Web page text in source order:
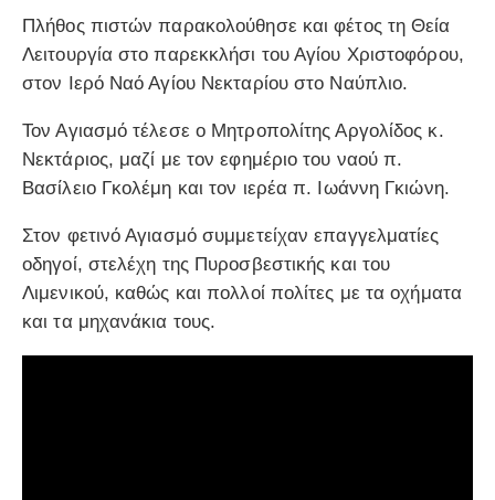
Πλήθος πιστών παρακολούθησε και φέτος τη Θεία
Λειτουργία στο παρεκκλήσι του Αγίου Χριστοφόρου,
στον Ιερό Ναό Αγίου Νεκταρίου στο Ναύπλιο.
Τον Αγιασμό τέλεσε ο Μητροπολίτης Αργολίδος κ.
Νεκτάριος, μαζί με τον εφημέριο του ναού π.
Βασίλειο Γκολέμη και τον ιερέα π. Ιωάννη Γκιώνη.
Στον φετινό Αγιασμό συμμετείχαν επαγγελματίες
οδηγοί, στελέχη της Πυροσβεστικής και του
Λιμενικού, καθώς και πολλοί πολίτες με τα οχήματα
και τα μηχανάκια τους.